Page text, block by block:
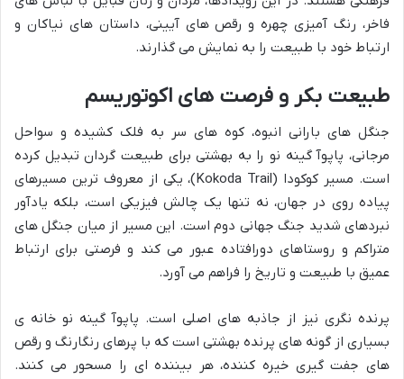
فاخر، رنگ آمیزی چهره و رقص های آیینی، داستان های نیاکان و
ارتباط خود با طبیعت را به نمایش می گذارند.
طبیعت بکر و فرصت های اکوتوریسم
جنگل های بارانی انبوه، کوه های سر به فلک کشیده و سواحل
مرجانی، پاپوآ گینه نو را به بهشتی برای طبیعت گردان تبدیل کرده
است. مسیر کوکودا (Kokoda Trail)، یکی از معروف ترین مسیرهای
پیاده روی در جهان، نه تنها یک چالش فیزیکی است، بلکه یادآور
نبردهای شدید جنگ جهانی دوم است. این مسیر از میان جنگل های
متراکم و روستاهای دورافتاده عبور می کند و فرصتی برای ارتباط
عمیق با طبیعت و تاریخ را فراهم می آورد.
پرنده نگری نیز از جاذبه های اصلی است. پاپوآ گینه نو خانه ی
بسیاری از گونه های پرنده بهشتی است که با پرهای رنگارنگ و رقص
های جفت گیری خیره کننده، هر بیننده ای را مسحور می کنند.